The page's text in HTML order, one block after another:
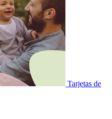
Tarjetas de